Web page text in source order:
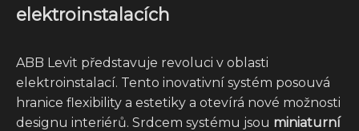
elektroinstalacích
ABB Levit představuje revoluci v oblasti
elektroinstalací. Tento inovativní systém posouvá
hranice flexibility a estetiky a otevírá nové možnosti
designu interiérů. Srdcem systému jsou miniaturní